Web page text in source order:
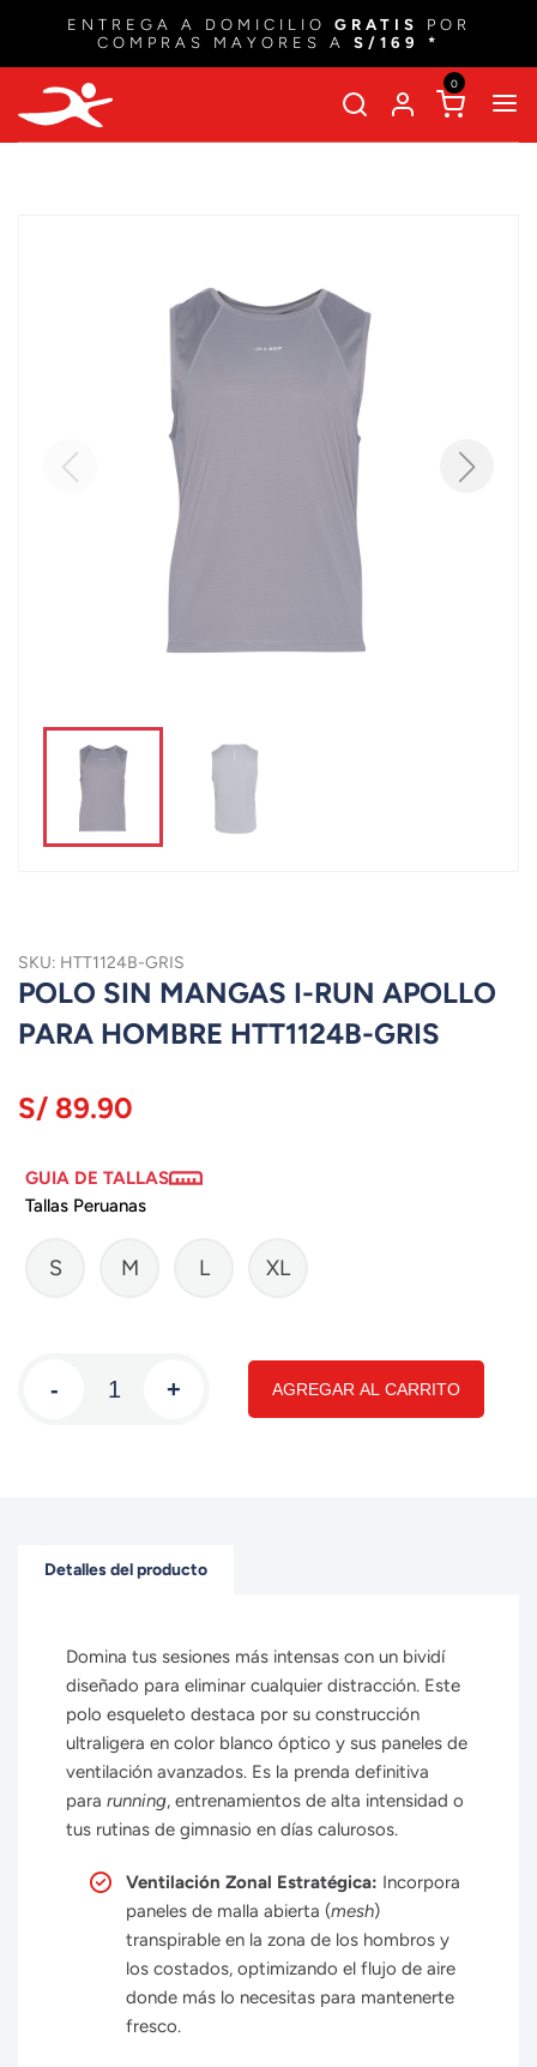
ENTREGA A DOMICILIO GRATIS
POR
COMPRAS MAYORES A S/169 *
0
SKU: HTT1124B-GRIS
POLO SIN MANGAS I-RUN APOLLO
PARA HOMBRE HTT1124B-GRIS
S/ 89.90
GUIA DE TALLAS
Tallas Peruanas
S M L XL
- + AGREGAR AL CARRITO
Detalles del producto
Domina tus sesiones más intensas con un bividí
diseñado para eliminar cualquier distracción. Este
polo esqueleto destaca por su construcción
ultraligera en color blanco óptico y sus paneles de
ventilación avanzados. Es la prenda definitiva
para running, entrenamientos de alta intensidad o
tus rutinas de gimnasio en días calurosos.
Ventilación Zonal Estratégica: Incorpora
paneles de malla abierta (mesh)
transpirable en la zona de los hombros y
los costados, optimizando el flujo de aire
donde más lo necesitas para mantenerte
fresco.